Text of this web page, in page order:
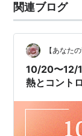
関連ブログ
【あなた
10/20〜12/
熱とコント